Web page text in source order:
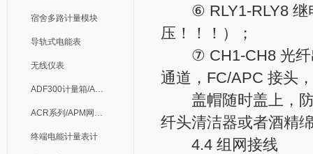
宿舍多路计量模块
导轨式电能表
无线仪表
ADF300计量箱/AEW无线计量
ACR系列/APM网络电力仪表
终端电能计量表计
⑥ RLY1-RLY8 继电
压！！！）；
⑦ CH1-CH8 光纤出
通道，FC/APC 接头
盖帽随时盖上，防
纤头清洁器或者酒精
4.4 组网接线